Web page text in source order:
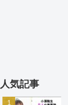
人気記事